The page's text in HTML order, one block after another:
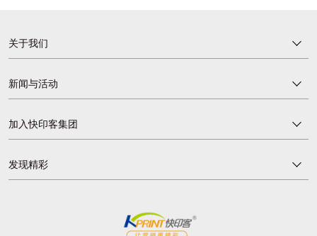
关于我们
新闻与活动
加入快印客集团
发现精彩